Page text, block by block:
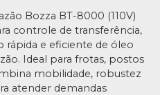
Bozza BT-8000 (110V)
controle de transferência,
e eficiente de óleo
Ideal para frotas, postos
mobilidade, robustez
atender demandas